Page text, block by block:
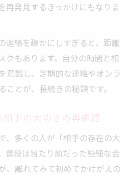
再発見するきっかけにもなりま
連絡を疎かにしすぎると、距離
クもあります。自分の時間と相
意識し、定期的な連絡やオンラ
とが、長続きの秘訣です。
相手の大切さの再確認
、多くの人が「相手の存在の大
普段は当たり前だった些細な会
、離れてみて初めてかけがえの